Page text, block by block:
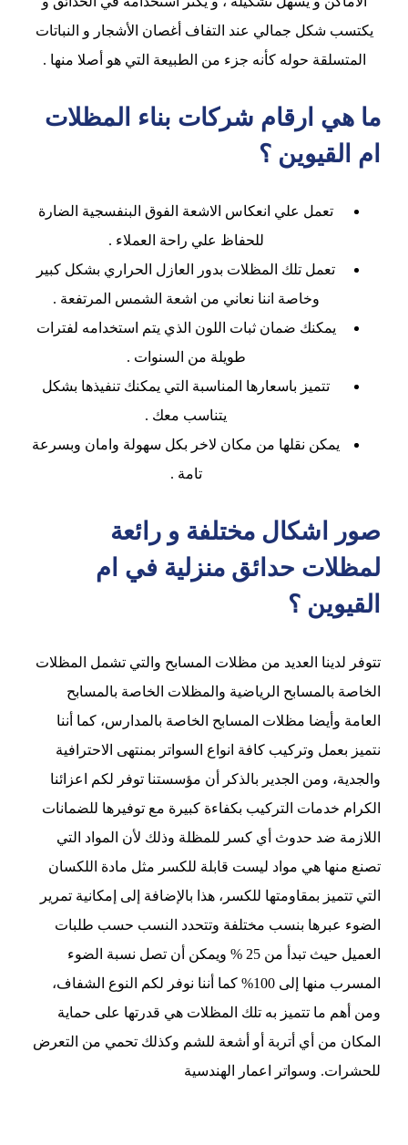
يكتسب شكل جمالي عند التفاف أغصان الأشجار و النباتات
المتسلقة حوله كأنه جزء من الطبيعة التي هو أصلا منها .
ما هي ارقام شركات بناء المظلات
ام القيوين ؟
تعمل علي انعكاس الاشعة الفوق البنفسجية الضارة
للحفاظ علي راحة العملاء .
تعمل تلك المظلات بدور العازل الحراري بشكل كبير
وخاصة اننا نعاني من اشعة الشمس المرتفعة .
يمكنك ضمان ثبات اللون الذي يتم استخدامه لفترات
طويلة من السنوات .
تتميز باسعارها المناسبة التي يمكنك تنفيذها بشكل
يتناسب معك .
يمكن نقلها من مكان لاخر بكل سهولة وامان وبسرعة
تامة .
صور اشكال مختلفة و رائعة
لمظلات حدائق منزلية في ام
القيوين ؟
تتوفر لدينا العديد من مظلات المسابح والتي تشمل المظلات
الخاصة بالمسابح الرياضية والمظلات الخاصة بالمسابح
العامة وأيضا مظلات المسابح الخاصة بالمدارس، كما أننا
نتميز بعمل وتركيب كافة انواع السواتر بمنتهى الاحترافية
والجدية، ومن الجدير بالذكر أن مؤسستنا توفر لكم اعزائنا
الكرام خدمات التركيب بكفاءة كبيرة مع توفيرها للضمانات
اللازمة ضد حدوث أي كسر للمظلة وذلك لأن المواد التي
تصنع منها هي مواد ليست قابلة للكسر مثل مادة اللكسان
التي تتميز بمقاومتها للكسر، هذا بالإضافة إلى إمكانية تمرير
الضوء عبرها بنسب مختلفة وتتحدد النسب حسب طلبات
العميل حيث تبدأ من 25 % ويمكن أن تصل نسبة الضوء
المسرب منها إلى 100% كما أننا نوفر لكم النوع الشفاف،
ومن أهم ما تتميز به تلك المظلات هي قدرتها على حماية
المكان من أي أتربة أو أشعة للشم وكذلك تحمي من التعرض
للحشرات. وسواتر اعمار الهندسية